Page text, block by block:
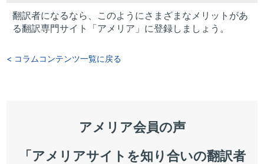
翻訳者になるなら、このようにさまざまなメリットがあ
る翻訳専門サイト「アメリア」に登録しましょう。
< コラムコンテンツ一覧に戻る
アメリア会員の声
「アメリアサイトを知り合いの翻訳者